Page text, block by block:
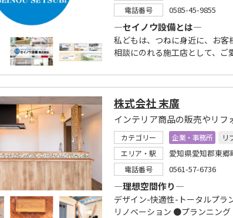
電話番号 0585-45-9855
―セイノウ設備とは―
私どもは、つねに身近に、お
相談にのれる施工店として、ご
株式会社 末廣
カテゴリー 企業・事務所
リ
エリア・駅
愛知県愛知郡東
電話番号 0561-57-6736
―理想空間作り―
デザイン-快適性-トータルプ
リノベーション ●プランニン